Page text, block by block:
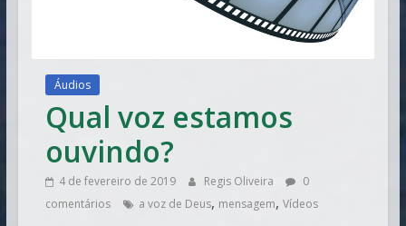
Áudios
Qual voz estamos
ouvindo?
4 de fevereiro de 2019 Regis Oliveira
0
comentários
a voz de Deus, mensagem, Vídeos